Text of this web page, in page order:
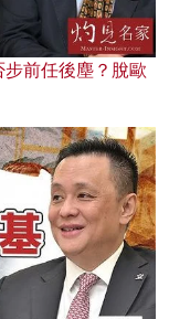
前任後塵？脫歐